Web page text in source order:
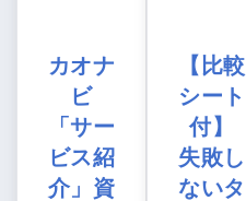
カオナ
ビ
「サー
ビス紹
介」資
【比較
シート
付】
失敗し
ないタ